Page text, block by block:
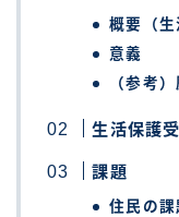
概要（生
意義
（参考
生活保護
課題
住民の課